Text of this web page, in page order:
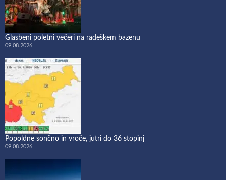
Glasbeni poletni večeri na radeškem bazenu
09.08.2026
Popoldne sončno in vroče, jutri do 36 stopinj
09.08.2026